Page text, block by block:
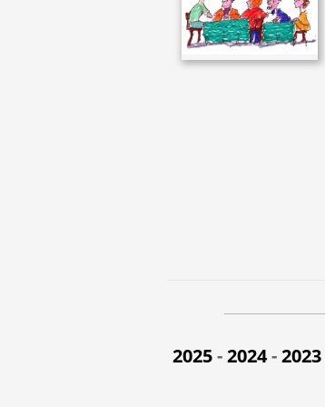
2025-2024-2023